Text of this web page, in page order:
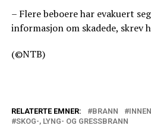
– Flere beboere har evakuert
informasjon om skadede, skrev
(©NTB)
RELATERTE EMNER: BRANN
SKOG-, LYNG- OG GRESSBRANN